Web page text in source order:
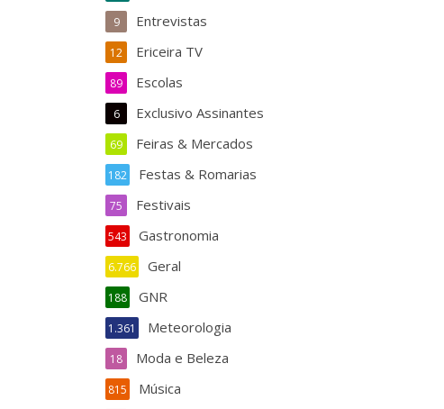
Entrevistas
9
Ericeira TV
12
Escolas
89
Exclusivo Assinantes
6
Feiras & Mercados
69
Festas & Romarias
182
Festivais
75
Gastronomia
543
Geral
6.766
GNR
188
Meteorologia
1.361
Moda e Beleza
18
Música
815